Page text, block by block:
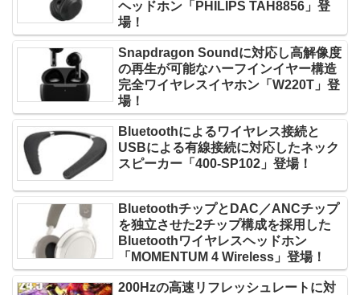
ヘッドホン「PHILIPS TAH8856」登
場！
Snapdragon Soundに対応し高解像度
の再生が可能なハーフインイヤー構造
完全ワイヤレスイヤホン「W220T」登
場！
Bluetoothによるワイヤレス接続と
USBによる有線接続に対応したネック
スピーカー「400-SP102」登場！
BluetoothチップとDAC／ANCチップ
を独立させた2チップ構成を採用した
Bluetoothワイヤレスヘッドホン
「MOMENTUM 4 Wireless」登場！
200Hzの高速リフレッシュレートに対